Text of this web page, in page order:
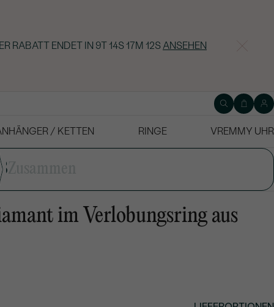
RABATT ENDET IN9T 14S 17M 11S ANSEHEN
/ KETTEN RINGE VREMMY UHR
3
im Verlobungsring aus